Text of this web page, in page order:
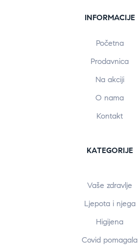
INFORMACIJE
Početna
Prodavnica
Na akciji
O nama
Kontakt
KATEGORIJE
Vaše zdravlje
Ljepota i njega
Higijena
Covid pomagala